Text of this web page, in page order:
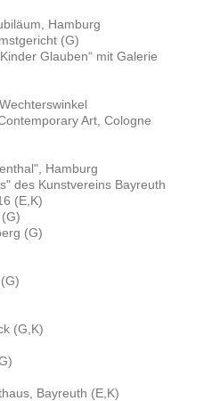
Hamburg
(G)
Glauben“ mit Galerie
Art, Cologne
Hamburg
des Kunstvereins Bayreuth
(E,K)
(G)
(G,K)
Bayreuth (E,K)